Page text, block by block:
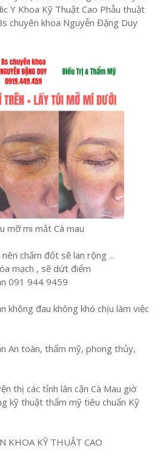
Y Khoa Kỹ Thuật Cao Phẫu thuật
chuyên khoa Nguyễn Đặng Duy
mỡ mi mắt Cà mau
chấm đốt sẽ lan rộng ...
mạch , sẽ dứt điểm
091 944 9459
không đau không khó chịu làm việc
An toàn, thẩm mỹ, phong thủy,
thị các tỉnh lân cận Cà Mau giờ
kỹ thuật thẩm mỹ tiêu chuẩn Kỹ
KHOA KỸ THUẬT CAO